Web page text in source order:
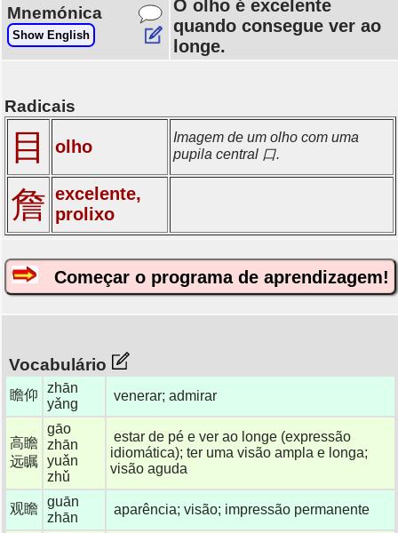
Mnemónica
Show English
O olho é excelente
quando consegue ver ao
longe.
Radicais
目 olho
Imagem de um olho com uma
pupila central 口.
詹 excelente,
prolixo
Começar o programa de aprendizagem!
Vocabulário
瞻仰
zhān
yǎng
venerar; admirar
高瞻
远瞩
gāo
zhān
yuǎn
zhǔ
estar de pé e ver ao longe (expressão
idiomática); ter uma visão ampla e longa;
visão aguda
观瞻 guān
zhān
aparência; visão; impressão permanente